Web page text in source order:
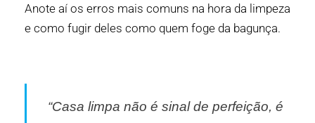
Anote aí os erros mais comuns na hora da limpeza
e como fugir deles como quem foge da bagunça.
“Casa limpa não é sinal de perfeição, é